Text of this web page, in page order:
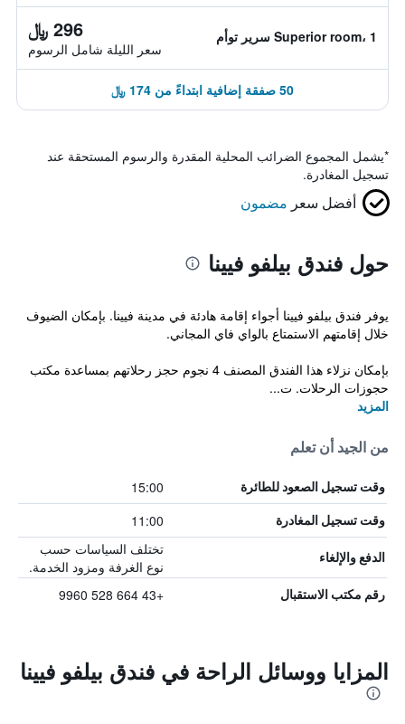
Superior room، 1 سرير توأم 296 ﷼
سعر الليلة شامل الرسوم
50 صفقة إضافية ابتداءً من 174 ﷼
*يشمل المجموع الضرائب المحلية المقدرة والرسوم المستحقة عند
تسجيل المغادرة.
أفضل سعر مضمون
حول فندق بيلفو فيينا
يوفر فندق بيلفو فيينا أجواء إقامة هادئة في مدينة فيينا. بإمكان الضيوف
خلال إقامتهم الاستمتاع بالواي فاي المجاني.
بإمكان نزلاء هذا الفندق المصنف 4 نجوم حجز رحلاتهم بمساعدة مكتب
حجوزات الرحلات. ت...
المزيد
من الجيد أن تعلم
وقت تسجيل الصعود للطائرة 15:00
وقت تسجيل المغادرة 11:00
الدفع والإلغاء
تختلف السياسات حسب
نوع الغرفة ومزود الخدمة.
رقم مكتب الاستقبال +43 664 528 9960
المزايا ووسائل الراحة في فندق بيلفو فيينا